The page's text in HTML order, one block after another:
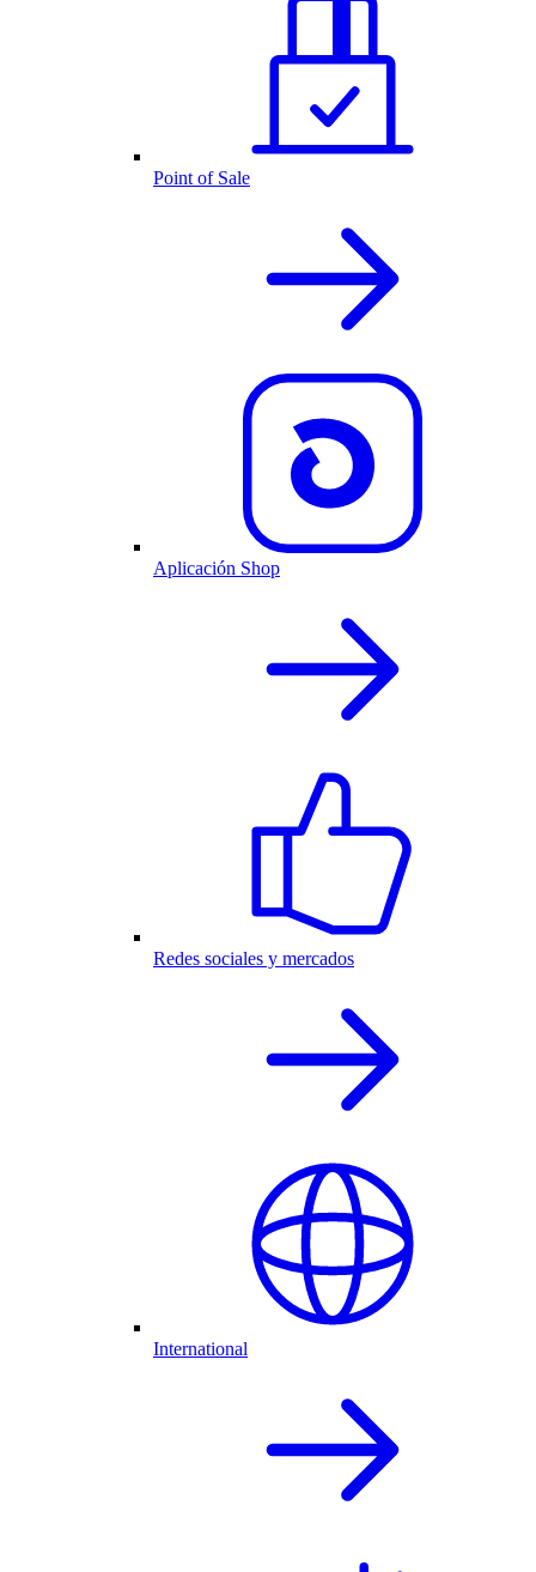
Point of Sale
Aplicación Shop
Redes sociales y mercados
International